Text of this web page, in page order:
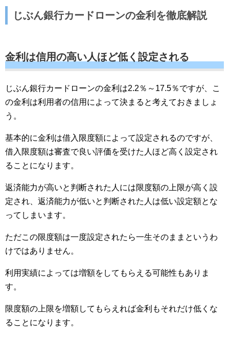
じぶん銀行カードローンの金利を徹底解説
金利は信用の高い人ほど低く設定される
じぶん銀行カードローンの金利は2.2％～17.5％ですが、こ
の金利は利用者の信用によって決まると考えておきましょ
う。
基本的に金利は借入限度額によって設定されるのですが、
借入限度額は審査で良い評価を受けた人ほど高く設定され
ることになります。
返済能力が高いと判断された人には限度額の上限が高く設
定され、返済能力が低いと判断された人は低い設定額とな
ってしまいます。
ただこの限度額は一度設定されたら一生そのままというわ
けではありません。
利用実績によっては増額をしてもらえる可能性もありま
す。
限度額の上限を増額してもらえれば金利もそれだけ低くな
ることになります。